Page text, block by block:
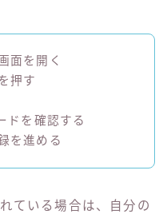
面を開く
押す
ドを確認する
を進める
ている場合は、自分の